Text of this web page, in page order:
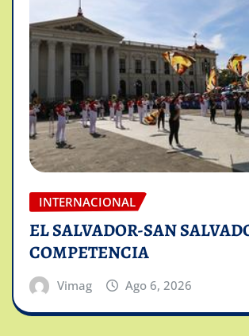
INTERNACIONAL
EL SALVADOR-SAN
COMPETENCIA
Vimag Ago 6, 2026